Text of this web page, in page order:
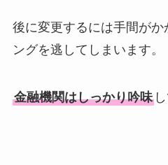
後に変更するには手間がか
ングを逃してしまいます。
金融機関はしっかり吟味